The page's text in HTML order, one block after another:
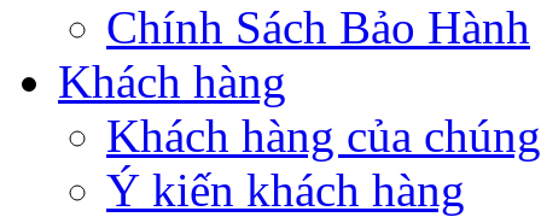
Chính Sách Bảo Hành
Khách hàng
Khách hàng của
Ý kiến khách hàng